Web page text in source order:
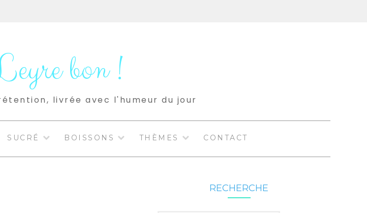
bon !
livrée avec l'humeur du jour
SUCRÉ BOISSONS THÈMES CONTACT
RECHERCHE